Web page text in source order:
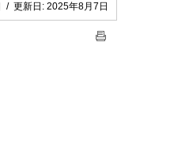
/ 更新日: 2025年8月7日